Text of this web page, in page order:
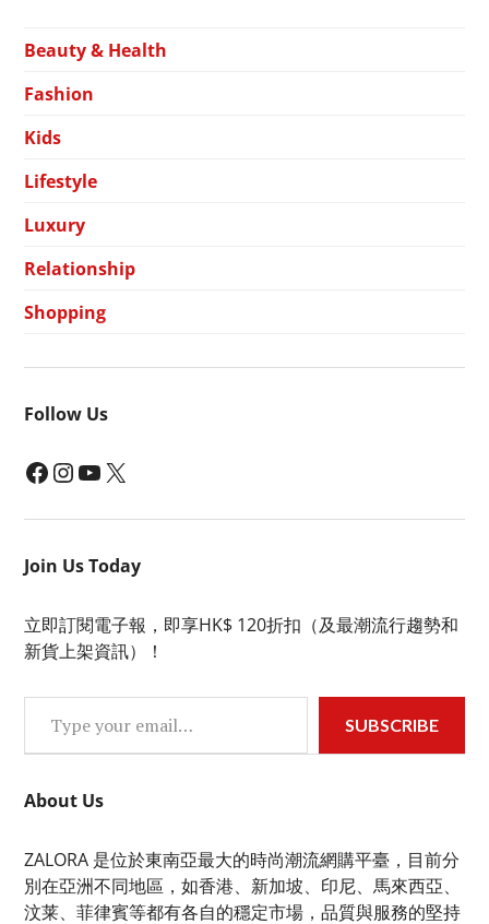
Beauty & Health
Fashion
Kids
Lifestyle
Luxury
Relationship
Shopping
Follow Us
Facebook InstagramYouTube X
Join Us Today
立即訂閱電子報，即享HK$ 120折扣（及最潮流行趨勢和
新貨上架資訊）！
Type your email…
SUBSCRIBE
About Us
ZALORA 是位於東南亞最大的時尚潮流網購平臺，目前分
別在亞洲不同地區，如香港、新加坡、印尼、馬來西亞、
汶莱、菲律賓等都有各自的穩定市場，品質與服務的堅持